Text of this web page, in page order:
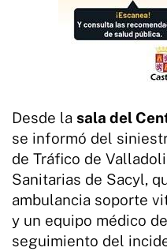
Desde la sala del
se informó del
de Tráfico de
Sanitarias de Sacyl,
ambulancia soporte
y un equipo médico
seguimiento del